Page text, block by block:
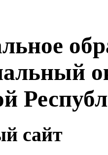
сайт